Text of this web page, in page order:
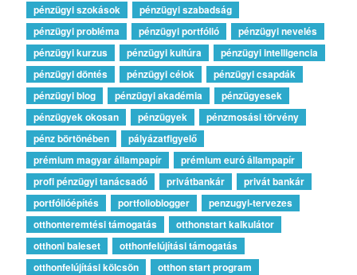
pénzügyi szokások
pénzügyi szabadság
pénzügyi probléma
pénzügyi portfólió
pénzügyi nevelés
pénzügyi kurzus
pénzügyi kultúra
pénzügyi intelligencia
pénzügyi döntés
pénzügyi célok
pénzügyi csapdák
pénzügyi blog
pénzügyi akadémia
pénzügyesek
pénzügyek okosan
pénzügyek
pénzmosási törvény
pénz börtönében
pályázatfigyelő
prémium magyar állampapír
prémium euró állampapír
profi pénzügyi tanácsadó
privátbankár
privát bankár
portfólióépítés
portfolioblogger
penzugyi-tervezes
otthonteremtési támogatás
otthonstart kalkulátor
otthoni baleset
otthonfelújítási támogatás
otthonfelújítási kölcsön
otthon start program